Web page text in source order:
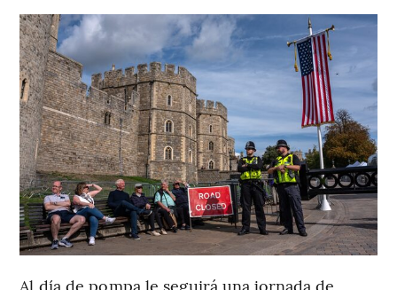
Al día de pompa le seguirá una jornada de